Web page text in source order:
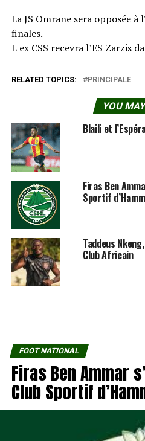
La JS Omrane sera opposée à
finales.
L ex CSS recevra l’ES Zarzis
RELATED TOPICS: PRINCIPALE
YOU
Blaili et
Firas Ben
Sportif
Taddeus
Club Africain
FOOT NATIONAL
Firas Ben Ammar
Club Sportif